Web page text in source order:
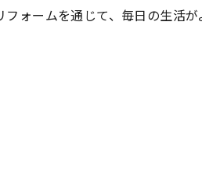
ォームを通じて、毎日の生活